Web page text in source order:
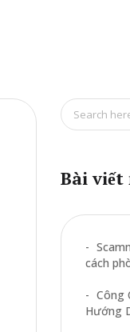
S
e
c
h
r
Bài viết
cách
Công
Hướng